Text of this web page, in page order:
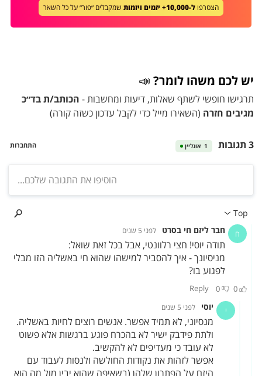
הצטרפו ל-10,000+ יזמים ויזמות שמקבלים ״פור״ על כל השאר
יש לכם משהו לומר? 📣
תרגישו חופשי לשתף שאלות, דיעות ומחשבות - הכותב/ת בד״כ
מגיבים חזרה (השאירו מייל כדי לקבל עדכון כשזה קורה)